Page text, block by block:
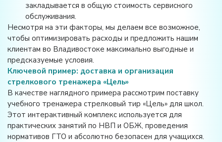
закладывается в общую стоимость сервисного
обслуживания.
Несмотря на эти факторы, мы делаем все возможное,
чтобы оптимизировать расходы и предложить нашим
клиентам во Владивостоке максимально выгодные и
предсказуемые условия.
Ключевой пример: доставка и организация
стрелкового тренажера «Цель»
В качестве наглядного примера рассмотрим поставку
учебного тренажера стрелковый тир «Цель» для школ.
Этот интерактивный комплекс используется для
практических занятий по НВП и ОБЖ, проведения
нормативов ГТО и абсолютно безопасен для учащихся.